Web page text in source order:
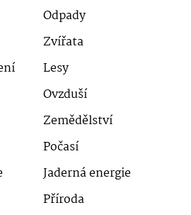
Odpady
Zvířata
Lesy
Ovzduší
Zemědělství
Počasí
Jaderná energie
Příroda